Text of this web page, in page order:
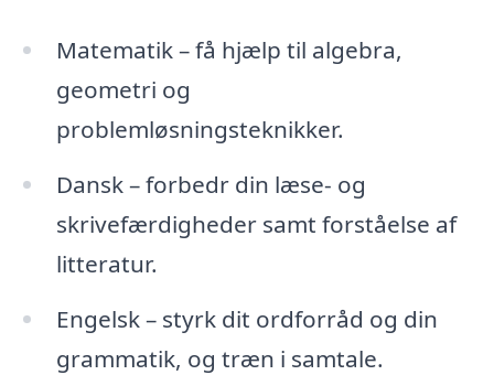
Matematik – få hjælp til algebra,
geometri og
problemløsningsteknikker.
Dansk – forbedr din læse- og
skrivefærdigheder samt forståelse af
litteratur.
Engelsk – styrk dit ordforråd og din
grammatik, og træn i samtale.